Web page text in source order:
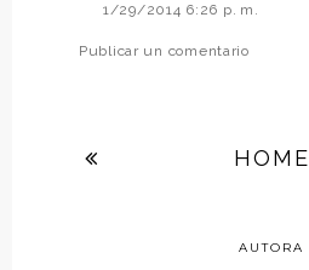
1/29/2014 6:26 p. m.
Publicar un comentario
HOME
AUTORA